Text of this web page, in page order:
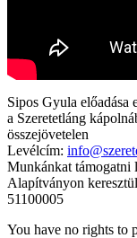
Sipos Gyula
a Szeretetláng
összejövetelen
Levélcím:
Munkánkat támogatni
Alapítványon
51100005
You have no rights to